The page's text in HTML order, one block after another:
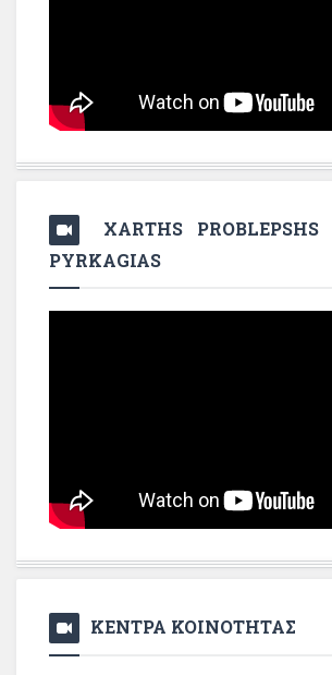
XARTHS
PYRKAGIAS
ΚΕΝΤΡΑ ΚΟΙΝΟΤΗΤΑΣ